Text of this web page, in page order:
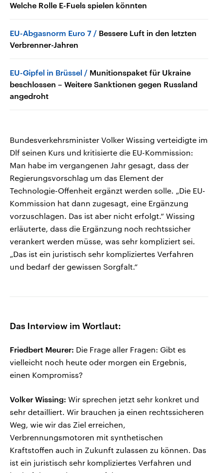
Welche Rolle E-Fuels spielen könnten
EU-Abgasnorm Euro 7
Bessere Luft in den letzten
Verbrenner-Jahren
EU-Gipfel in Brüssel
Munitionspaket für Ukraine
beschlossen – Weitere Sanktionen gegen Russland
angedroht
Bundesverkehrsminister Volker Wissing verteidigte im
Dlf seinen Kurs und kritisierte die EU-Kommission:
Man habe im vergangenen Jahr gesagt, dass der
Regierungsvorschlag um das Element der
Technologie-Offenheit ergänzt werden solle. „Die EU-
Kommission hat dann zugesagt, eine Ergänzung
vorzuschlagen. Das ist aber nicht erfolgt.“ Wissing
erläuterte, dass die Ergänzung noch rechtssicher
verankert werden müsse, was sehr kompliziert sei.
„Das ist ein juristisch sehr kompliziertes Verfahren
und bedarf der gewissen Sorgfalt.“
Das Interview im Wortlaut:
Friedbert Meurer: Die Frage aller Fragen: Gibt es
vielleicht noch heute oder morgen ein Ergebnis,
einen Kompromiss?
Volker Wissing: Wir sprechen jetzt sehr konkret und
sehr detailliert. Wir brauchen ja einen rechtssicheren
Weg, wie wir das Ziel erreichen,
Verbrennungsmotoren mit synthetischen
Kraftstoffen auch in Zukunft zulassen zu können. Das
ist ein juristisch sehr kompliziertes Verfahren und